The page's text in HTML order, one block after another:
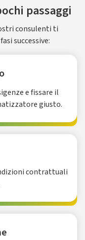
passaggi
consulenti ti
successive:
e fissare il
giusto.
contrattuali